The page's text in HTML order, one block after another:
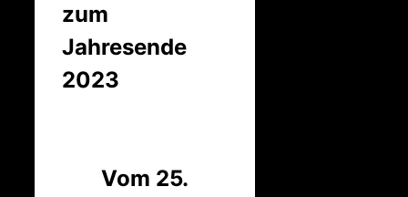
zum
Jahresende
2023
Vom 25.